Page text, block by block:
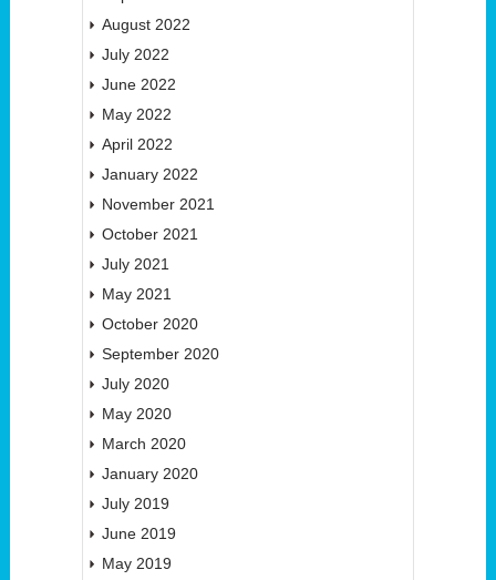
August 2022
July 2022
June 2022
May 2022
April 2022
January 2022
November 2021
October 2021
July 2021
May 2021
October 2020
September 2020
July 2020
May 2020
March 2020
January 2020
July 2019
June 2019
May 2019